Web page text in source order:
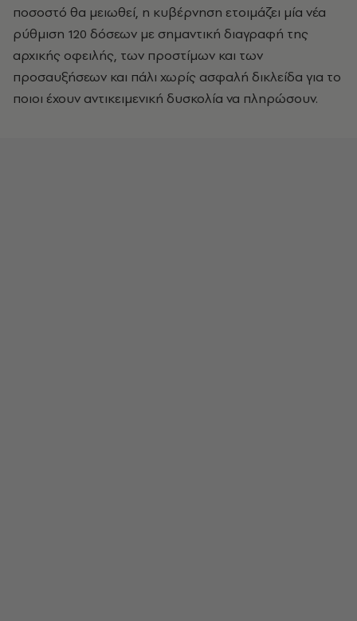
ποσοστό θα μειωθεί, η κυβέρνηση ετοιμάζει μία νέα
ρύθμιση 120 δόσεων με σημαντική διαγραφή της
αρχικής οφειλής, των προστίμων και των
προσαυξήσεων και πάλι χωρίς ασφαλή δικλείδα για το
ποιοι έχουν αντικειμενική δυσκολία να πληρώσουν.